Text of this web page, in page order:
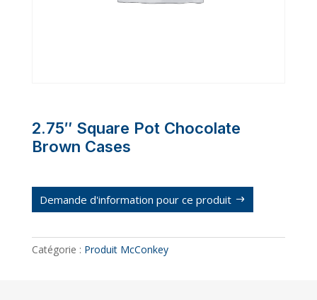
2.75″ Square Pot Chocolate
Brown Cases
Demande d'information pour ce produit
Catégorie : Produit McConkey